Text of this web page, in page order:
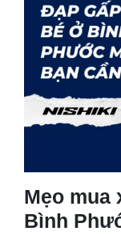
Bản –
Since
1965
Mẹo mua
Bình